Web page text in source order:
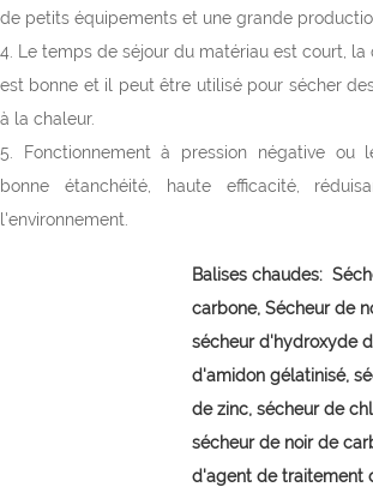
de petits équipements et une grande
4. Le temps de séjour du matériau est court,
est bonne et il peut être utilisé pour sécher
à la chaleur.
5. Fonctionnement à pression négative ou
bonne étanchéité, haute efficacité,
l'environnement.
Balises chaudes:
carbone, Sécheur de
sécheur d'hydroxyde
d'amidon gélatinisé,
de zinc, sécheur de
sécheur de noir de
d'agent de traitement